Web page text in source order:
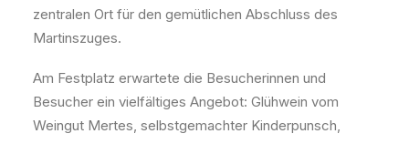
zentralen Ort für den gemütlichen Abschluss des
Martinszuges.
Am Festplatz erwartete die Besucherinnen und
Besucher ein vielfältiges Angebot: Glühwein vom
Weingut Mertes, selbstgemachter Kinderpunsch,